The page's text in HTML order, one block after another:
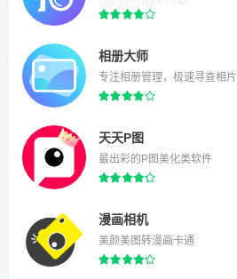
相册大师
专注相册管理，极速寻查相片
天天P图
最出彩的P图美化类软件
漫画相机
美颜美图转漫画卡通